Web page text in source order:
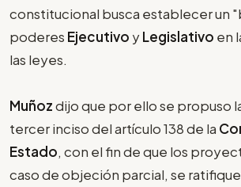
constitucional busca establecer un
poderes Ejecutivo yLegislativo en
las leyes.
Muñozdijo que por ello se propuso
tercer inciso del artículo 138 de la
Estado, con el fin de que los
caso de objeción parcial, se